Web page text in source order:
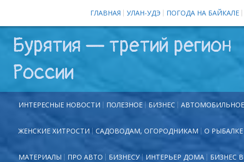
ГЛАВНАЯ УЛАН-УДЭ ПОГОДА НА БАЙКАЛЕ
Бурятия — третий регион
России
ИНТЕРЕСНЫЕ НОВОСТИ ПОЛЕЗНОЕ БИЗНЕС АВТОМОБИЛЬНОЕ
ЖЕНСКИЕ ХИТРОСТИ САДОВОДАМ, ОГОРОДНИКАМ О РЫБАЛКЕ
МАТЕРИАЛЫ ПРО АВТО БИЗНЕСУ ИНТЕРЬЕР ДОМА БИЗНЕС